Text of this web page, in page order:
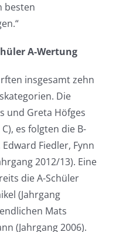
besten
A-Wertung
insgesamt zehn
Die
und Greta Höfges
es folgten die B-
Fiedler, Fynn
2012/13). Eine
die A-Schüler
(Jahrgang
Mats
(Jahrgang 2006).